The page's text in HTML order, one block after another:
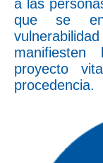
a las
que se
proyecto
procedencia.